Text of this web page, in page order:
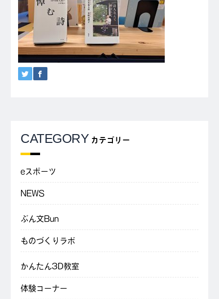
CATEGORY カテゴリー
eスポーツ
NEWS
ぶん文Bun
ものづくりラボ
かんたん3D教室
体験コーナー